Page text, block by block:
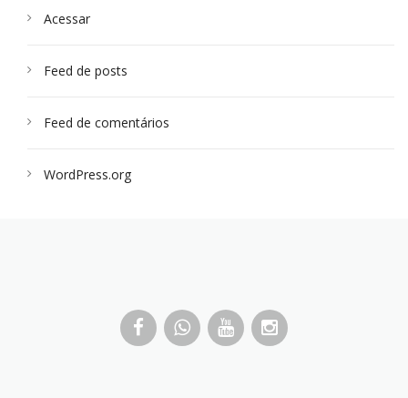
Acessar
Feed de posts
Feed de comentários
WordPress.org